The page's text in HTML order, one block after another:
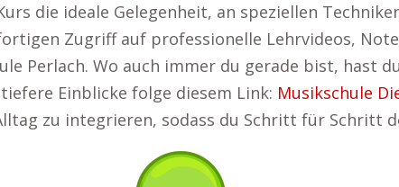
die ideale Gelegenheit, an speziellen
Zugriff auf professionelle Lehrvideos,
Perlach. Wo auch immer du gerade bist, hast
Einblicke folge diesem Link: Musikschule
zu integrieren, sodass du Schritt für Schritt